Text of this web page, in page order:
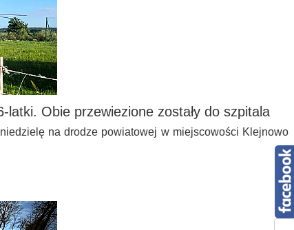
latki. Obie przewiezione zostały do szpitala
na drodze powiatowej w miejscowości Klejnowo